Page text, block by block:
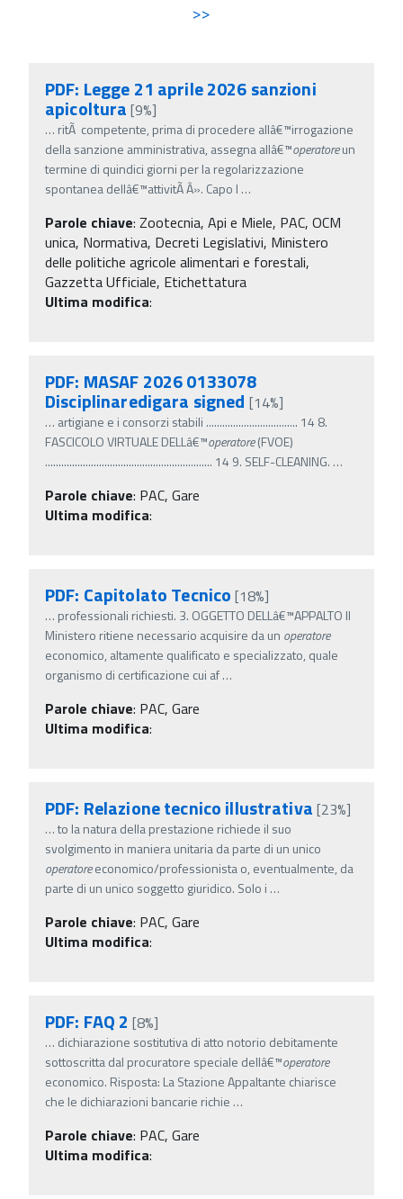
>>
PDF: Legge 21 aprile 2026 sanzioni
apicoltura [9%]
… ritÃ competente, prima di procedere allâ€™irrogazione
della sanzione amministrativa, assegna allâ€™operatoreun
termine di quindici giorni per la regolarizzazione
spontanea dellâ€™attivitÃ Â». Capo I …
Parole chiave: Zootecnia, Api e Miele, PAC, OCM
unica, Normativa, Decreti Legislativi, Ministero
delle politiche agricole alimentari e forestali,
Gazzetta Ufficiale, Etichettatura
Ultima modifica:
PDF: MASAF 2026 0133078
Disciplinaredigara signed [14%]
… artigiane e i consorzi stabili .................................. 14 8.
FASCICOLO VIRTUALE DELLâ€™operatore(FVOE)
.............................................................. 14 9. SELF-CLEANING. …
Parole chiave: PAC, Gare
Ultima modifica:
PDF: Capitolato Tecnico [18%]
… professionali richiesti. 3. OGGETTO DELLâ€™APPALTO Il
Ministero ritiene necessario acquisire da un operatore
economico, altamente qualificato e specializzato, quale
organismo di certificazione cui af…
Parole chiave: PAC, Gare
Ultima modifica:
PDF: Relazione tecnico illustrativa [23%]
…to la natura della prestazione richiede il suo
svolgimento in maniera unitaria da parte di un unico
operatoreeconomico/professionista o, eventualmente, da
parte di un unico soggetto giuridico. Solo i …
Parole chiave: PAC, Gare
Ultima modifica:
PDF: FAQ 2 [8%]
… dichiarazione sostitutiva di atto notorio debitamente
sottoscritta dal procuratore speciale dellâ€™operatore
economico. Risposta: La Stazione Appaltante chiarisce
che le dichiarazioni bancarie richie …
Parole chiave: PAC, Gare
Ultima modifica: